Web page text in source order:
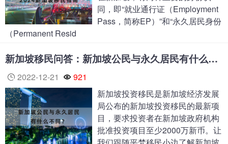
同，即“就业通行证（Employment
Pass，简称EP）”和“永久居民身份
（Permanent Resid
新加坡移民问答：新加坡公民与永久居民有什么不同？
2022-12-21
921
新加坡投资移民是新加坡经济发展
局公布的新加坡投资移民的最新项
目，要求投资者在新加坡政府机构
批准投资项目至少2000万新币。让